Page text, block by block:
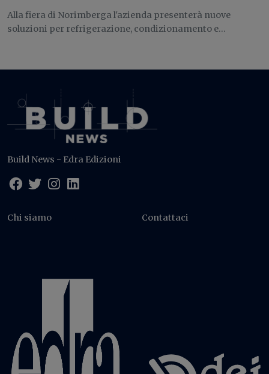
Alla fiera di Norimberga l'azienda presenterà nuove
soluzioni per refrigerazione, condizionamento e...
Build News - Edra Edizioni
Chi siamo Contattaci